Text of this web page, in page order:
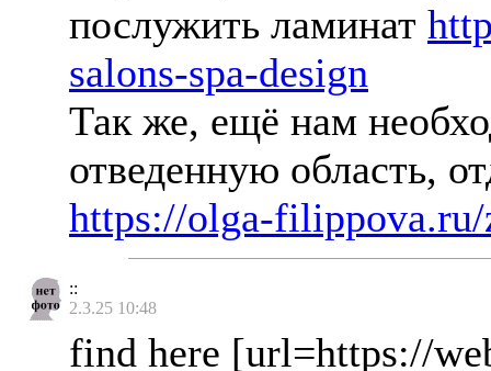
послужить ламинат
salons-spa-design
Так же, ещё нам
отведенную область,
https://olga-
::
2.3.25 10:48
find here [url=https://